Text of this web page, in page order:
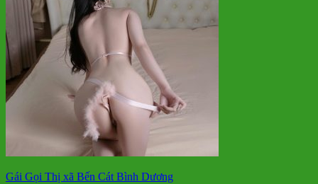
Gái Gọi Thị xã Bến Cát Bình Dương